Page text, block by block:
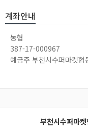
계좌안내
농협
387-17-000967
예금주 부천시수퍼마켓협
부천시수퍼마